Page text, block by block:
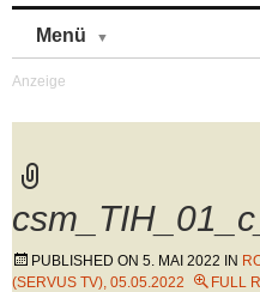
Menü
PUBLISHED ON 5. MAI 2022 IN
(SERVUS TV), 05.05.2022
FULL